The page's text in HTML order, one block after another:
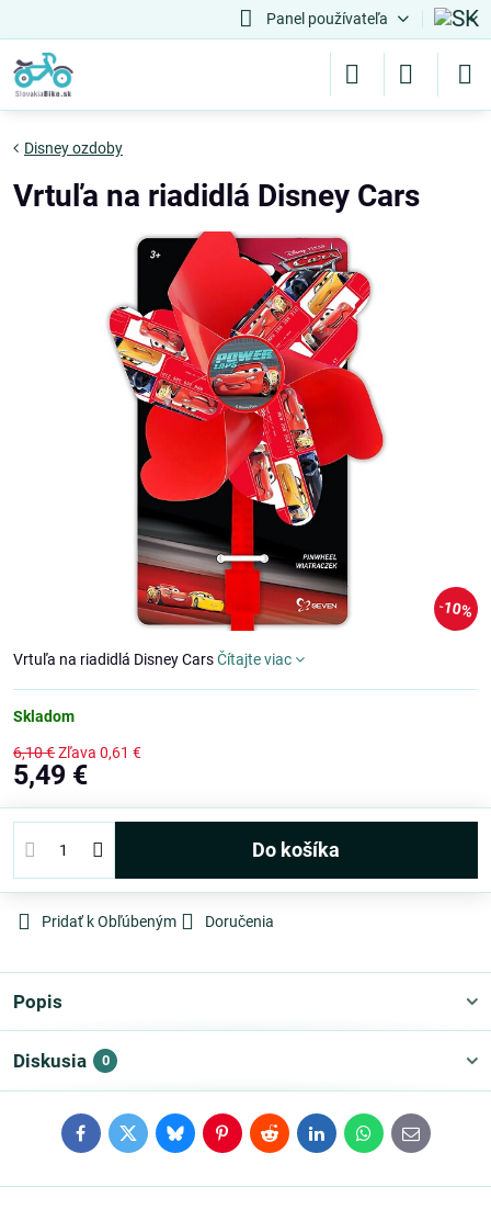
Panel používateľa
10%
Disney ozdoby
Vrtuľa na riadidlá Disney Cars
Vrtuľa na riadidlá Disney CarsČítajte viac
Skladom
6,10 €Zľava 0,61 €
5,49 €
Do košíka
Pridať k Obľúbeným Doručenia
Popis
Diskusia 0
FacebookTwitterBlueskyPinterestRedditLinkedInWhatsApp
E-
mail